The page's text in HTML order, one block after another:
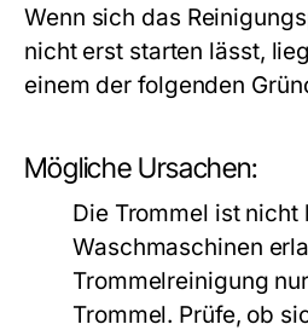
Wenn sich das
nicht erst starten lässt,
einem der folgenden
Mögliche Ursachen:
Die Trommel ist nicht
Waschmaschinen
Trommelreinigung
Trommel. Prüfe, ob